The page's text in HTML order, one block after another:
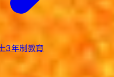
3年制教育